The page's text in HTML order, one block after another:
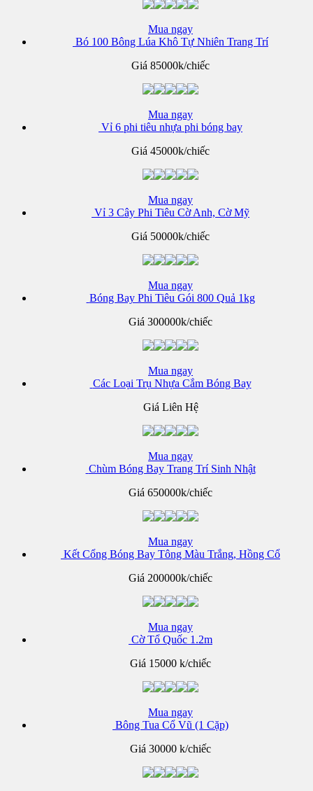
Mua ngay
Bó 100 Bông Lúa Khô Tự Nhiên Trang Trí
Giá 85000k/chiếc
Mua ngay
Vỉ 6 phi tiêu nhựa phi bóng bay
Giá 45000k/chiếc
Mua ngay
Vỉ 3 Cây Phi Tiêu Cờ Anh, Cờ Mỹ
Giá 50000k/chiếc
Mua ngay
Bóng Bay Phi Tiêu Gói 800 Quả 1kg
Giá 300000k/chiếc
Mua ngay
Các Loại Trụ Nhựa Cắm Bóng Bay
Giá Liên Hệ
Mua ngay
Chùm Bóng Bay Trang Trí Sinh Nhật
Giá 650000k/chiếc
Mua ngay
Kết Cổng Bóng Bay Tông Màu Trắng, Hồng Cổ
Giá 200000k/chiếc
Mua ngay
Cờ Tổ Quốc 1.2m
Giá 15000 k/chiếc
Mua ngay
Bông Tua Cổ Vũ (1 Cặp)
Giá 30000 k/chiếc